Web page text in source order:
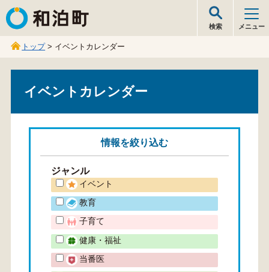
和泊町
検索 メニュー
トップ> イベントカレンダー
イベントカレンダー
情報を絞り込む
ジャンル
イベント
教育
子育て
健康・福祉
当番医